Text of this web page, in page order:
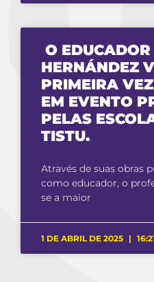
O
HERNÁNDEZ
PRIMEIRA
EM EVENTO
PELAS
TISTU.
Através de suas obras
como educador, o
se a maior
1 DE ABRIL DE 2025